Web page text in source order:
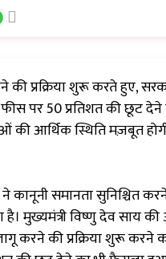
की प्रक्रिया शुरू करते हुए,
फीस पर 50 प्रतिशत की
की आर्थिक स्थिति मज़बूत
ने कानूनी समानता
मुख्यमंत्री विष्णु देव साय
करने की प्रक्रिया शुरू करने